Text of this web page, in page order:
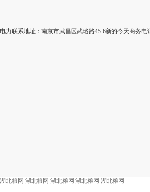
电力联系地址：南京市武昌区武珞路45-6新的今天商务
湖北粮网 湖北粮网 湖北粮网 湖北粮网 湖北粮网